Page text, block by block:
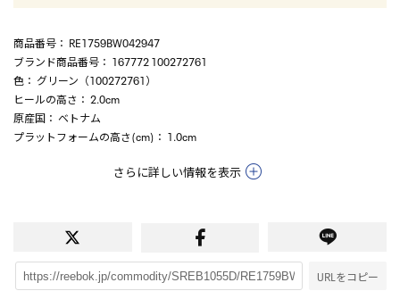
商品番号 ： RE1759BW042947
ブランド商品番号 ： 167772 100272761
色 ： グリーン（100272761）
ヒールの高さ ： 2.0cm
原産国 ： ベトナム
プラットフォームの高さ(cm) ： 1.0cm
さらに詳しい情報を表示
URLをコピー